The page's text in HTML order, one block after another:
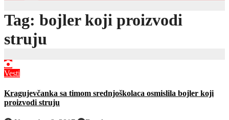
Tag: bojler koji proizvodi
struju
Vesti
Kragujevčanka sa timom srednjoškolaca osmislila bojler koji
proizvodi struju